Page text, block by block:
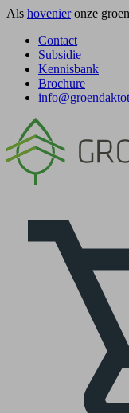
Als hovenieronze
Contact
Subsidie
Kennisbank
Brochure